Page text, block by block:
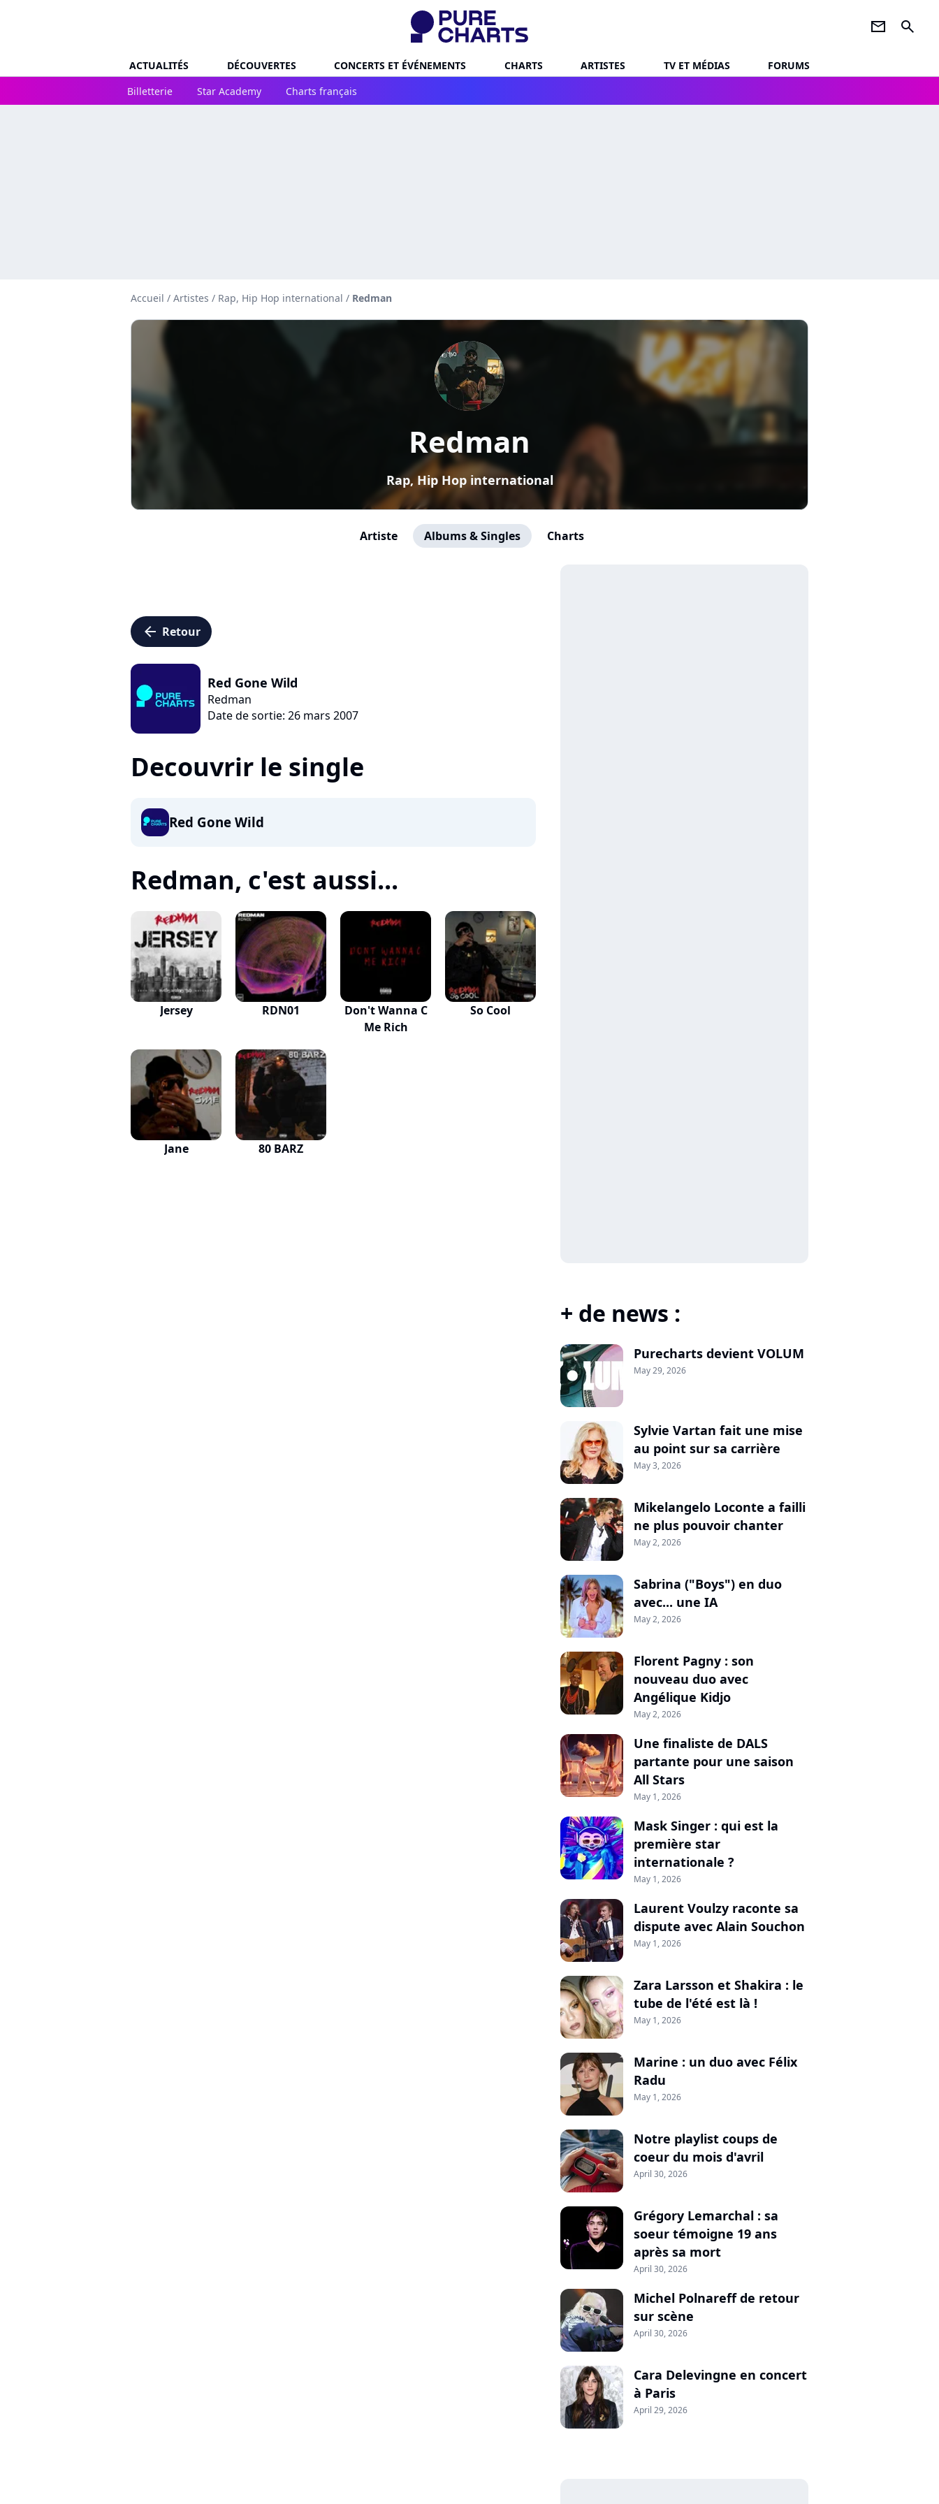
newsletter search
ACTUALITÉS DÉCOUVERTES CONCERTS ET ÉVÉNEMENTS CHARTS ARTISTES TV ET MÉDIAS
FORUMS
Billetterie
Star Academy Charts français
Accueil / Artistes / Rap, Hip Hop international / Redman
Redman
Rap, Hip Hop international
Artiste Albums & Singles Charts
arrow_left Retour
Red Gone Wild
Redman
Date de sortie: 26 mars 2007
Decouvrir le single
Red Gone Wild
Redman, c'est aussi...
Jersey RDN01
Don't Wanna C
Me Rich
So Cool
Jane 80 BARZ
+ de news :
Purecharts devient VOLUM
May 29, 2026
Sylvie Vartan fait une mise
au point sur sa carrière
May 3, 2026
Mikelangelo Loconte a failli
ne plus pouvoir chanter
May 2, 2026
Sabrina ("Boys") en duo
avec... une IA
May 2, 2026
Florent Pagny : son
nouveau duo avec
Angélique Kidjo
May 2, 2026
Une finaliste de DALS
partante pour une saison
All Stars
May 1, 2026
Mask Singer : qui est la
première star
internationale ?
May 1, 2026
Laurent Voulzy raconte sa
dispute avec Alain Souchon
May 1, 2026
Zara Larsson et Shakira : le
tube de l'été est là !
May 1, 2026
Marine : un duo avec Félix
Radu
May 1, 2026
Notre playlist coups de
coeur du mois d'avril
April 30, 2026
Grégory Lemarchal : sa
soeur témoigne 19 ans
après sa mort
April 30, 2026
Michel Polnareff de retour
sur scène
April 30, 2026
Cara Delevingne en concert
à Paris
April 29, 2026